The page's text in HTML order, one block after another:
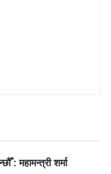
: महामन्त्री शर्मा